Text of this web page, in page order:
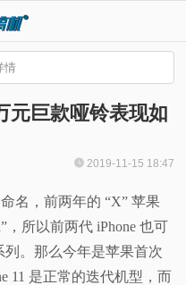
情
元巨款哑铃表现如
2019-11-15 18:47
名，前两年的 “X” 苹果
，所以前两代 iPhone 也可
列。那么今年是苹果首次
11 是正常的迭代机型，而